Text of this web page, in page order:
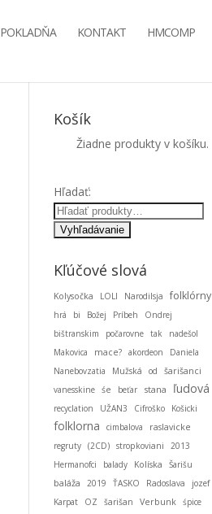
POKLADŇA KONTAKT HMCOMP
Košík
Žiadne produkty v košíku.
Hľadať:
Kľúčové slová
Kolysočka LOLI Narodilsja folklórny
hrá bi Božej Príbeh
Ondrej
bištranskim
počarovne tak
nadešol
Makovica
mace? akordeon
Daniela
Nanebovzatia
Mužská od
šarišanci
vanesskine śe beťar stana ľudová
recyclation UŽAN3 Cifroško Košicki
folklorna cimbalova
raslavicke
regruty (2CD) stropkoviani
2013
Hermanofci
balady Kolíska Šarišu
baláža 2019 ŤASKO Radoslava
jozef
Karpat
OZ šarišan Verbunk śpice